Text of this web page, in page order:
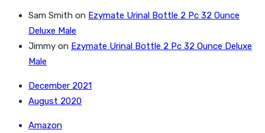
Sam Smith on Ezymate Urinal Bottle 2 Pc 32 Ounce
Deluxe Male
Jimmy on Ezymate Urinal Bottle 2 Pc 32 Ounce Deluxe
Male
December 2021
August 2020
Amazon